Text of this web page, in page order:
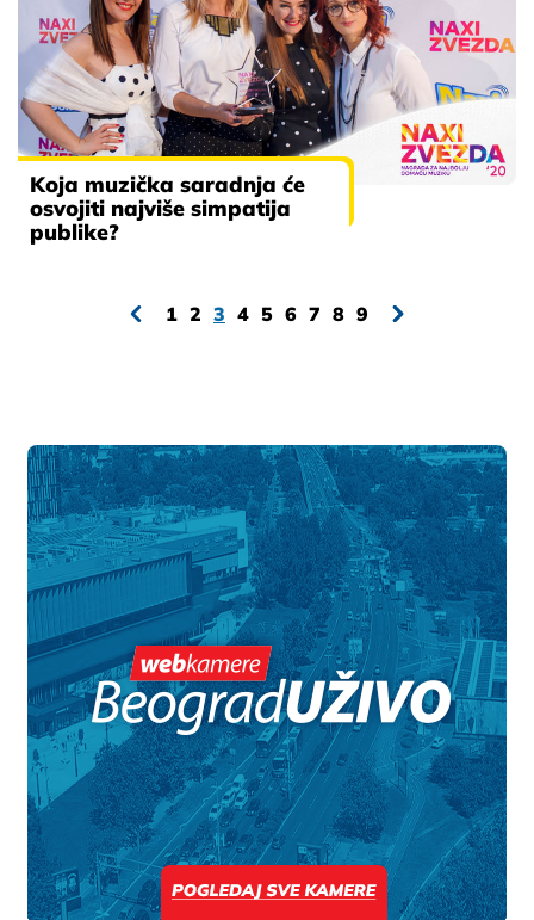
Koja muzička saradnja će
osvojiti najviše simpatija
publike?
1 2 3 4 5 6 7 8 9